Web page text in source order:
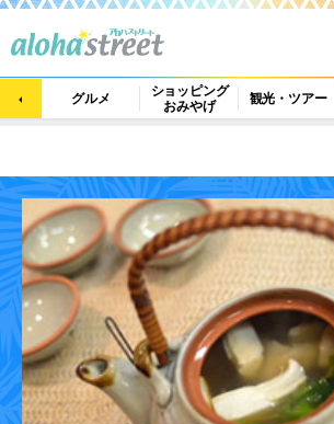
グルメ
ショッピング
おみやげ
観光・ツアー